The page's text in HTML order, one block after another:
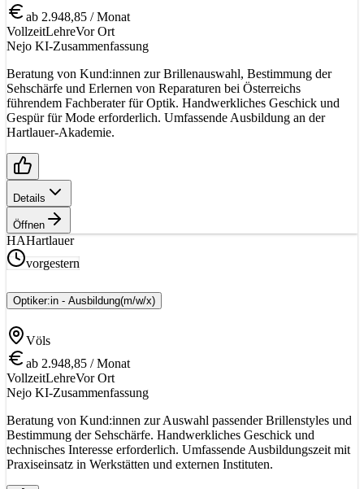
ab 2.948,85 / Monat
VollzeitLehreVor Ort
Nejo KI-Zusammenfassung
Beratung von Kund:innen zur Brillenauswahl, Bestimmung der
Sehschärfe und Erlernen von Reparaturen bei Österreichs
führendem Fachberater für Optik. Handwerkliches Geschick und
Gespür für Mode erforderlich. Umfassende Ausbildung an der
Hartlauer-Akademie.
Details
Öffnen
HAHartlauer
vorgestern
Optiker:in - Ausbildung(m/w/x)
Völs
ab 2.948,85 / Monat
VollzeitLehreVor Ort
Nejo KI-Zusammenfassung
Beratung von Kund:innen zur Auswahl passender Brillenstyles und
Bestimmung der Sehschärfe. Handwerkliches Geschick und
technisches Interesse erforderlich. Umfassende Ausbildungszeit mit
Praxiseinsatz in Werkstätten und externen Instituten.